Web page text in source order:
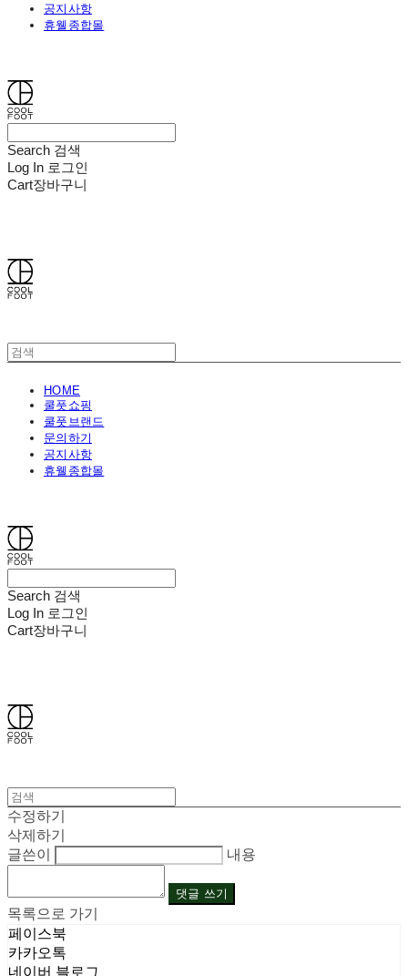
공지사항
휴웰종합몰
Search 검색
Log In 로그인
Cart장바구니
HOME
쿨풋쇼핑
쿨풋브랜드
문의하기
공지사항
휴웰종합몰
Search 검색
Log In 로그인
Cart장바구니
수정하기
삭제하기
글쓴이
내용
댓글 쓰기
목록으로 가기
페이스북
카카오톡
네이버 블로그